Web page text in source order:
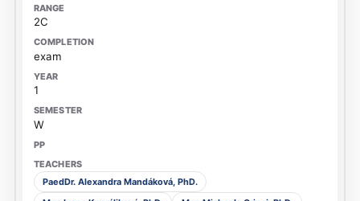
2C
exam
1
W
PaedDr. Alexandra Mandáková, PhD.